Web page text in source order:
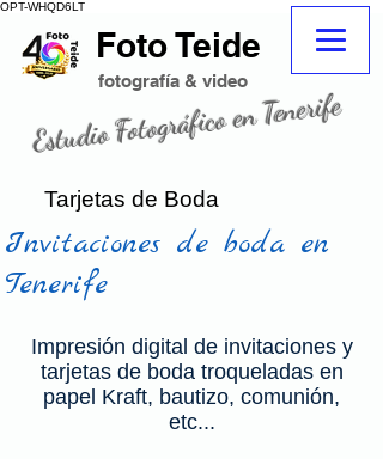
OPT-WHQD6LT
fotografo
adeje
fotografía & video
Estudio Fotográfico en Tenerife
Foto Teide
Tarjetas de Boda
Invitaciones de boda en
Tenerife
Impresión digital de invitaciones y
tarjetas de boda troqueladas en
papel Kraft, bautizo, comunión,
etc...